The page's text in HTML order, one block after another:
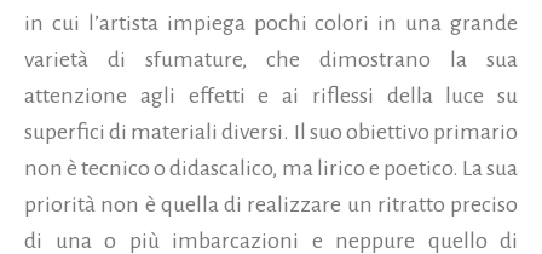
in cui l’artista impiega pochi colori in una grande
varietà di sfumature, che dimostrano la sua
attenzione agli effetti e ai riflessi della luce su
superfici di materiali diversi. Il suo obiettivo primario
non è tecnico o didascalico, ma lirico e poetico. La sua
priorità non è quella di realizzare un ritratto preciso
di una o più imbarcazioni e neppure quello di